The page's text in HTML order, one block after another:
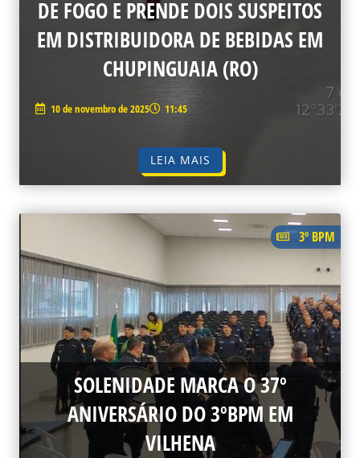
DE FOGO E PRENDE DOIS SUSPEITOS
EM DISTRIBUIDORA DE BEBIDAS EM
CHUPINGUAIA (RO)
10 de novembro de 2025 11:45
LEIA MAIS
3º BPM
SOLENIDADE MARCA O 37º
ANIVERSÁRIO DO 3ºBPM EM
VILHENA